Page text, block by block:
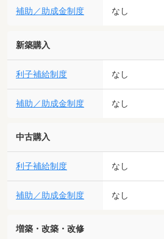
補助／助成金制度 なし
新築購入
利子補給制度 なし
補助／助成金制度 なし
中古購入
利子補給制度 なし
補助／助成金制度 なし
増築・改築・改修